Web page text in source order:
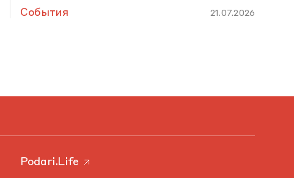
События 21.07.2026
Podari.Life